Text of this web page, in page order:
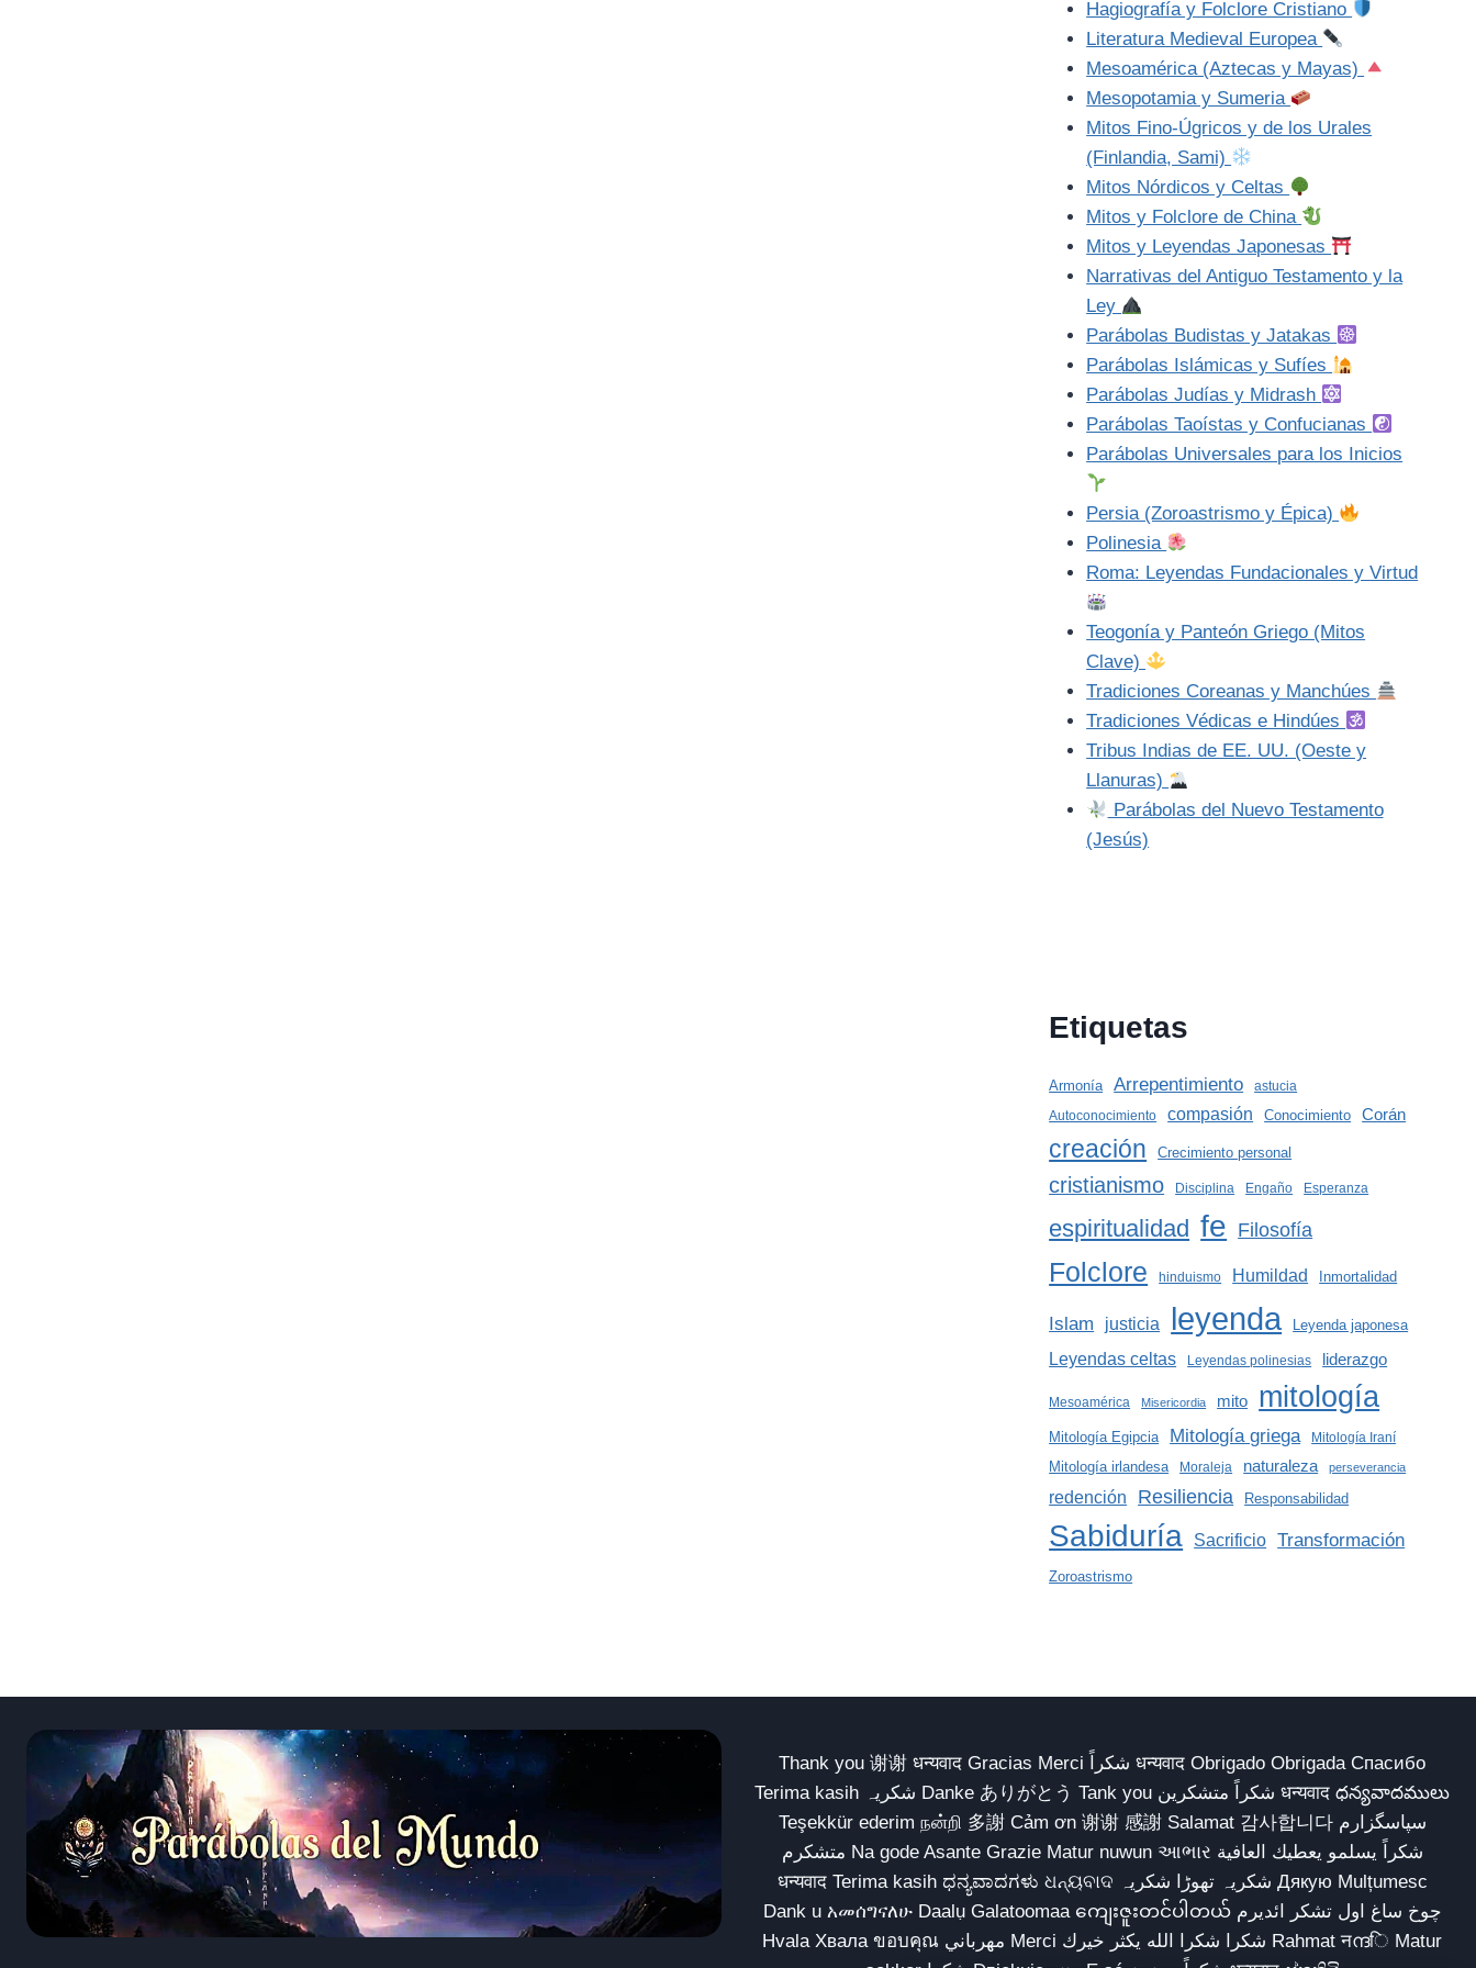
Hagiografía y Folclore Cristiano
Literatura Medieval Europea
Mesoamérica (Aztecas y Mayas)
Mesopotamia y Sumeria
Mitos Fino-Úgricos y de los Urales
(Finlandia, Sami)
Mitos Nórdicos y Celtas
Mitos y Folclore de China
Mitos y Leyendas Japonesas
Narrativas del Antiguo Testamento y la
Ley
Parábolas Budistas y Jatakas
Parábolas Islámicas y Sufíes
Parábolas Judías y Midrash
Parábolas Taoístas y Confucianas
Parábolas Universales para los Inicios
Persia (Zoroastrismo y Épica)
Polinesia
Roma: Leyendas Fundacionales y Virtud
Teogonía y Panteón Griego (Mitos
Clave)
Tradiciones Coreanas y Manchúes
Tradiciones Védicas e Hindúes
Tribus Indias de EE. UU. (Oeste y
Llanuras)
Parábolas del Nuevo Testamento
(Jesús)
Etiquetas
Armonía Arrepentimiento
astucia
Autoconocimiento
compasión Conocimiento Corán
creación Crecimiento personal
cristianismo Disciplina Engaño Esperanza
espiritualidad fe Filosofía
Folclore hinduismo Humildad Inmortalidad
Islam justicia leyenda Leyenda japonesa
Leyendas celtas Leyendas polinesias liderazgo
Mesoamérica Misericordia mito mitología
Mitología Egipcia Mitología griega Mitología Iraní
Mitología irlandesa Moraleja naturaleza perseverancia
redención Resiliencia Responsabilidad
Sabiduría Sacrificio Transformación
Zoroastrismo
Thank you 谢谢 धन्यवाद Gracias Merci شكراً धन्यवाद Obrigado Obrigada Спасибо
Terima kasih شکریہ Danke ありがとう Tank you شكراً متشكرين धन्यवाद ధన్యవాదములు
Teşekkür ederim நன்றி 多謝 Cảm ơn 谢谢 感謝 Salamat 감사합니다 سپاسگزارم
متشکرم Na gode Asante Grazie Matur nuwun આભાર شكراً يسلمو يعطيك العافية
धन्यवाद Terima kasih ಧನ್ಯವಾದಗಳು ଧନ୍ୟବାଦ شکریہ تھوڑا شکریہ Дякую Mulțumesc
Dank u አመሰግናለሁ Daalụ Galatoomaa ကျေးဇူးတင်ပါတယ် چوخ ساغ اول تشکر ائدیرم
Hvala Хвала ขอบคุณ مهرباني Merci شكرا شكرا الله يكثر خيرك Rahmat नന്ദि Matur